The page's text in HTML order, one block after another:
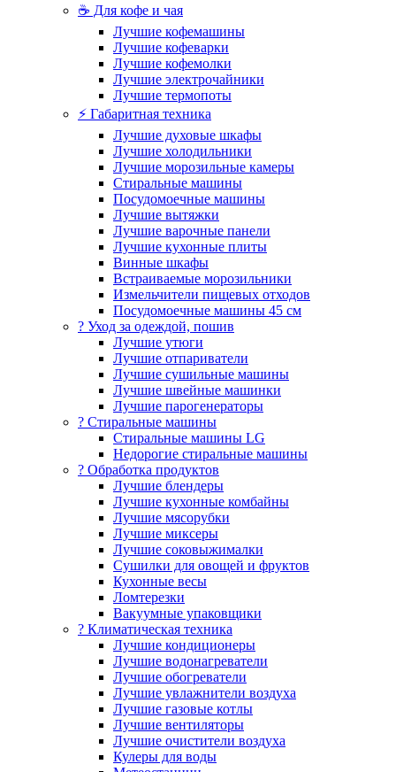
☕ Для кофе и чая
Лучшие кофемашины
Лучшие кофеварки
Лучшие кофемолки
Лучшие электрочайники
Лучшие термопоты
⚡ Габаритная техника
Лучшие духовые шкафы
Лучшие холодильники
Лучшие морозильные камеры
Стиральные машины
Посудомоечные машины
Лучшие вытяжки
Лучшие варочные панели
Лучшие кухонные плиты
Винные шкафы
Встраиваемые морозильники
Измельчители пищевых отходов
Посудомоечные машины 45 см
? Уход за одеждой, пошив
Лучшие утюги
Лучшие отпариватели
Лучшие сушильные машины
Лучшие швейные машинки
Лучшие парогенераторы
? Стиральные машины
Стиральные машины LG
Недорогие стиральные машины
? Обработка продуктов
Лучшие блендеры
Лучшие кухонные комбайны
Лучшие мясорубки
Лучшие миксеры
Лучшие соковыжималки
Сушилки для овощей и фруктов
Кухонные весы
Ломтерезки
Вакуумные упаковщики
?️ Климатическая техника
Лучшие кондиционеры
Лучшие водонагреватели
Лучшие обогреватели
Лучшие увлажнители воздуха
Лучшие газовые котлы
Лучшие вентиляторы
Лучшие очистители воздуха
Кулеры для воды